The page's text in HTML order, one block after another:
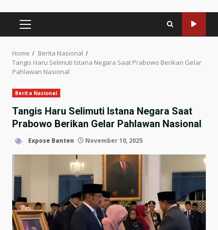
PRIMARY
MENU
Home
Berita Nasional
Tangis Haru Selimuti Istana Negara Saat Prabowo Berikan Gelar
Pahlawan Nasional
Berita Nasional
Tangis Haru Selimuti Istana Negara Saat
Prabowo Berikan Gelar Pahlawan Nasional
Expose Banten November 10, 2025